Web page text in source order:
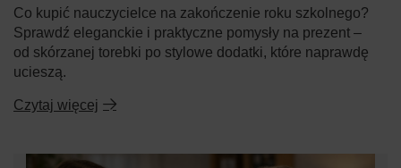
Co kupić nauczycielce na zakończenie roku szkolnego?
Sprawdź eleganckie i praktyczne pomysły na prezent –
od skórzanej torebki po stylowe dodatki, które naprawdę
ucieszą.
Czytaj więcej